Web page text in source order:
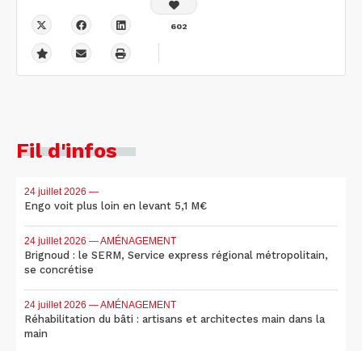
602
Fil d'infos
24 juillet 2026 —
Engo voit plus loin en levant 5,1 M€
24 juillet 2026 — AMÉNAGEMENT
Brignoud : le SERM, Service express régional métropolitain,
se concrétise
24 juillet 2026 — AMÉNAGEMENT
Réhabilitation du bâti : artisans et architectes main dans la
main